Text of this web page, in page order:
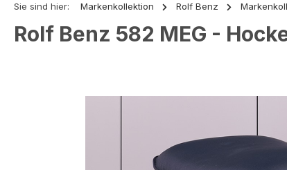
Sie sind hier: Markenkollektion Rolf Benz
Rolf Benz 582 MEG -
Bildergalerie überspringen